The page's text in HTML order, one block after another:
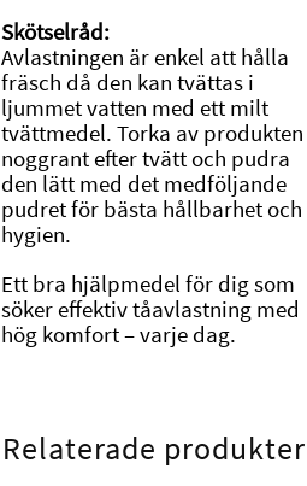
Skötselråd:
Avlastningen är enkel att hålla
fräsch då den kan tvättas i
ljummet vatten med ett milt
tvättmedel. Torka av produkten
noggrant efter tvätt och pudra
den lätt med det medföljande
pudret för bästa hållbarhet och
hygien.
Ett bra hjälpmedel för dig som
söker effektiv tåavlastning med
hög komfort – varje dag.
Relaterade produkter